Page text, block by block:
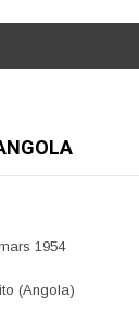
1954
(Angola)